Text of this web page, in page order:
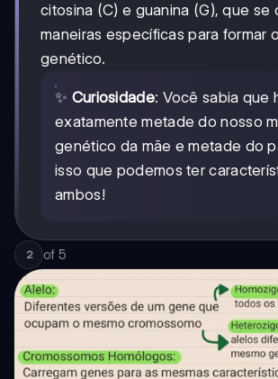
citosina (C) e guanina (G), que se
maneiras específicas para formar
genético.
✨ Curiosidade: Você sabia que
exatamente metade do nosso
genético da mãe e metade do
isso que podemos ter
ambos!
2 of 5